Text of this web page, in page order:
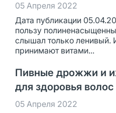
05 Апреля 2022
Дата публикации
пользу
слышал только ленивый.
принимают витами...
Пивные дрожжи и
для здоровья волос
05 Апреля 2022